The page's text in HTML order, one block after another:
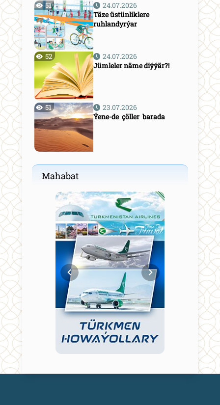
51
24.07.2026
Täze üstünliklere
ruhlandyrýar
52
24.07.2026
Jümleler näme diýýär?!
51
23.07.2026
Ýene-de çöller barada
Mahabat